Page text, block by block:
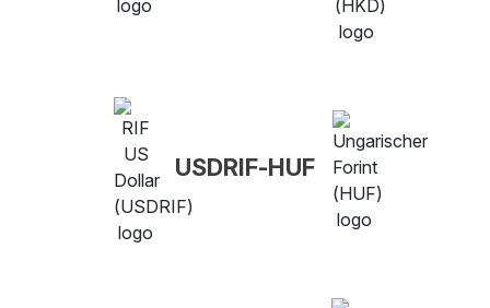
USDRIF-HUF